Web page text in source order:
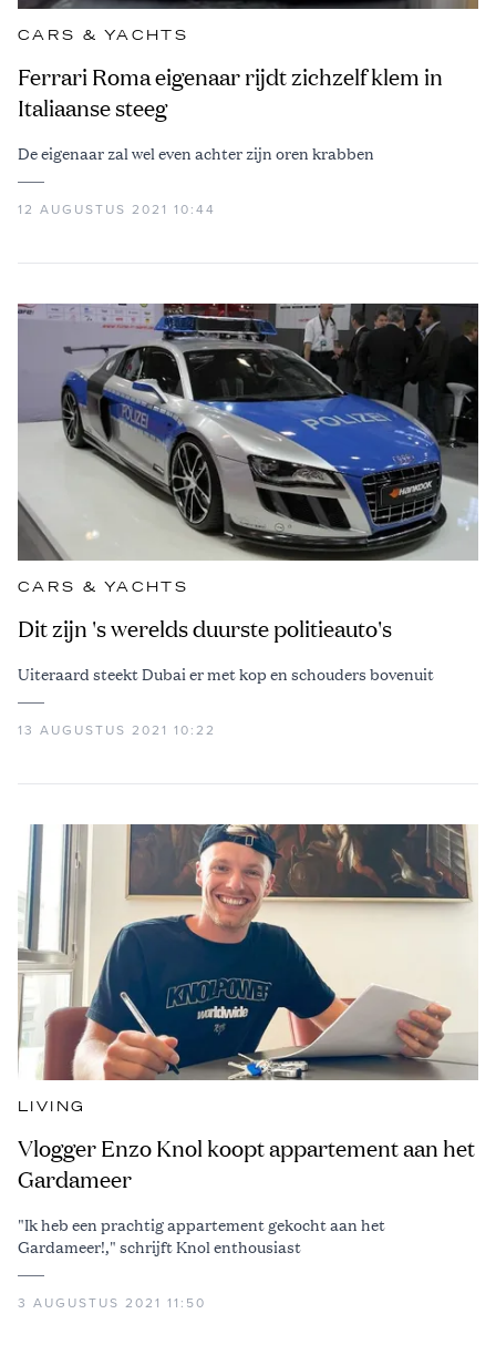
CARS & YACHTS
Ferrari Roma eigenaar rijdt zichzelf klem in
Italiaanse steeg
De eigenaar zal wel even achter zijn oren krabben
12 AUGUSTUS 2021 10:44
CARS & YACHTS
Dit zijn 's werelds duurste politieauto's
Uiteraard steekt Dubai er met kop en schouders bovenuit
13 AUGUSTUS 2021 10:22
LIVING
Vlogger Enzo Knol koopt appartement aan het
Gardameer
"Ik heb een prachtig appartement gekocht aan het
Gardameer!," schrijft Knol enthousiast
3 AUGUSTUS 2021 11:50